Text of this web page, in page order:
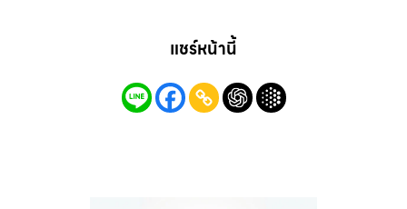
แชร์หน้านี้